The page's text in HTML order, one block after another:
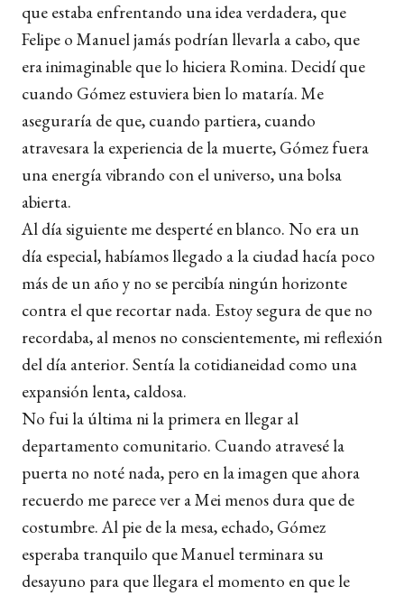
que estaba enfrentando una idea verdadera, que
Felipe o Manuel jamás podrían llevarla a cabo, que
era inimaginable que lo hiciera Romina. Decidí que
cuando Gómez estuviera bien lo mataría. Me
aseguraría de que, cuando partiera, cuando
atravesara la experiencia de la muerte, Gómez fuera
una energía vibrando con el universo, una bolsa
abierta.
Al día siguiente me desperté en blanco. No era un
día especial, habíamos llegado a la ciudad hacía poco
más de un año y no se percibía ningún horizonte
contra el que recortar nada. Estoy segura de que no
recordaba, al menos no conscientemente, mi reflexión
del día anterior. Sentía la cotidianeidad como una
expansión lenta, caldosa.
No fui la última ni la primera en llegar al
departamento comunitario. Cuando atravesé la
puerta no noté nada, pero en la imagen que ahora
recuerdo me parece ver a Mei menos dura que de
costumbre. Al pie de la mesa, echado, Gómez
esperaba tranquilo que Manuel terminara su
desayuno para que llegara el momento en que le